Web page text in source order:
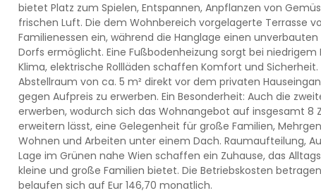
bietet Platz zum Spielen, Entspannen, Anpflanzen von
frischen Luft. Die dem Wohnbereich vorgelagerte Terrasse
Familienessen ein, während die Hanglage einen
Dorfs ermöglicht. Eine Fußbodenheizung sorgt bei
Klima, elektrische Rollläden schaffen Komfort und
Abstellraum von ca. 5 m² direkt vor dem privaten
gegen Aufpreis zu erwerben. Ein Besonderheit: Auch die
erwerben, wodurch sich das Wohnangebot auf insgesamt 8
erweitern lässt, eine Gelegenheit für große Familien,
Wohnen und Arbeiten unter einem Dach. Raumaufteilung,
Lage im Grünen nahe Wien schaffen ein Zuhause, das
kleine und große Familien bietet. Die Betriebskosten
belaufen sich auf Eur 146,70 monatlich.